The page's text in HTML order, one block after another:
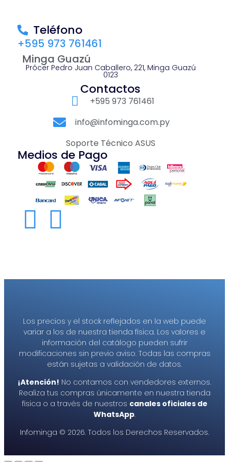
Teléfono
+595 973 761461
Minga Guazú
Prócer Pedro Juan Caballero, 221, Minga Guazú
0123
Contactos
+595 973 761461
info@infominga.com.py
Soporte Técnico ASUS
Medios de Pago
Los precios y el stock reflejados en la web puede
variar a los de nuestra tienda física. Los valores e
información del catálogo pueden sufrir
modificaciones sin previo aviso. Todas las compras
están sujetas a validación de datos.
¡Atención! No contamos con vendedores externos.
Realiza tus compras únicamente en nuestra tienda
física o a través de nuestros canales oficiales de
WhatsApp.
Infominga © 2026. Todos los Derechos Reservados.